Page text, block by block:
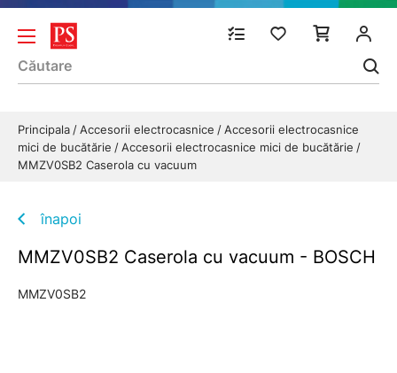
Principala Accesorii electrocasnice
Accesorii electrocasnice
mici de bucătărie
Accesorii electrocasnice mici de bucătărie
MMZV0SB2 Caserola cu vacuum
înapoi
MMZV0SB2 Caserola cu vacuum - BOSCH
MMZV0SB2